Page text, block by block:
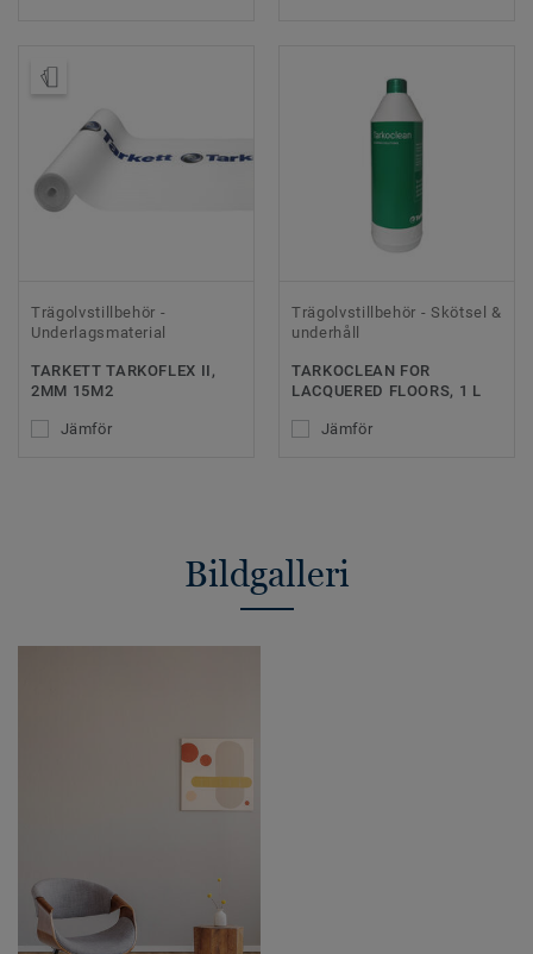
Trägolvstillbehör -
Underlagsmaterial
TARKETT TARKOFLEX II,
2MM 15M2
Jämför
Trägolvstillbehör - Skötsel &
underhåll
TARKOCLEAN FOR
LACQUERED FLOORS, 1 L
Jämför
Bildgalleri